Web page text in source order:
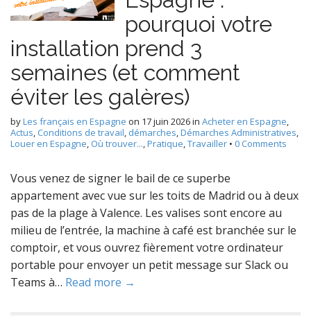
pourquoi votre
installation prend 3
semaines (et comment
éviter les galères)
byLes français en Espagne on 17 juin 2026in Acheter en Espagne,
Actus, Conditions de travail, démarches,Démarches Administratives,
Louer en Espagne, Où trouver...,Pratique,Travailler • 0 Comments
Vous venez de signer le bail de ce superbe
appartement avec vue sur les toits de Madrid ou à deux
pas de la plage à Valence. Les valises sont encore au
milieu de l’entrée, la machine à café est branchée sur le
comptoir, et vous ouvrez fièrement votre ordinateur
portable pour envoyer un petit message sur Slack ou
Teams à… Read more →